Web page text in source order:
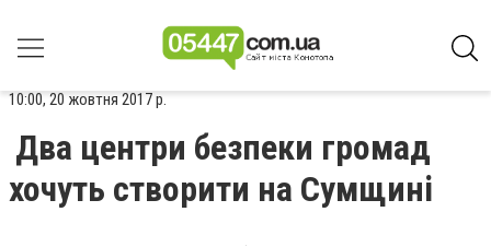
10:00, 20 жовтня 2017 р.
Два центри безпеки громад
хочуть створити на Сумщині